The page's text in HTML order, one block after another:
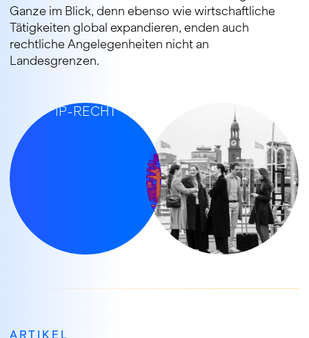
Ganze im Blick, denn ebenso wie wirtschaftliche
Tätigkeiten global expandieren, enden auch
rechtliche Angelegenheiten nicht an
Landesgrenzen.
IP-RECHT
ARTIKEL